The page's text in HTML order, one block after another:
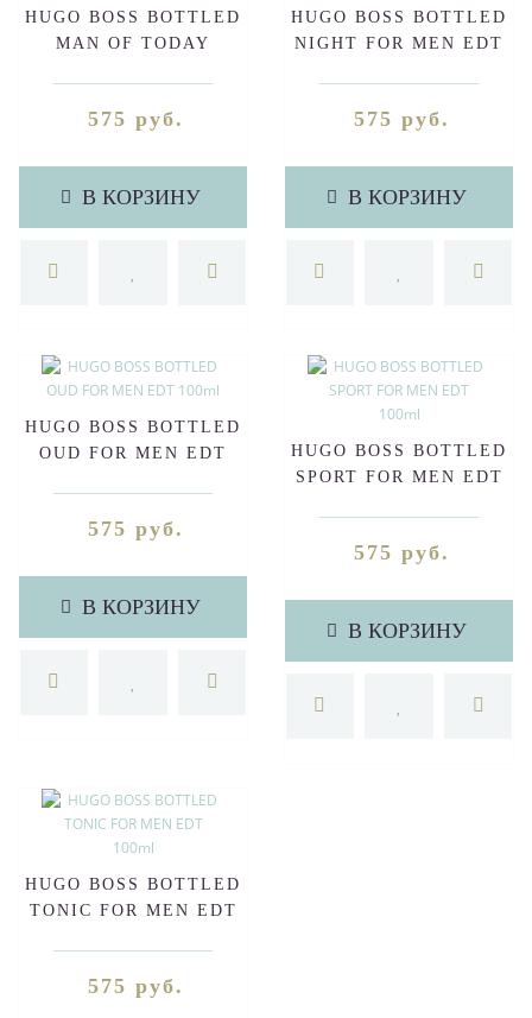
HUGO BOSS BOTTLED
MAN OF TODAY
575 руб.
В КОРЗИНУ
HUGO BOSS BOTTLED
NIGHT FOR MEN EDT
575 руб.
В КОРЗИНУ
HUGO BOSS BOTTLED
OUD FOR MEN EDT
575 руб.
В КОРЗИНУ
HUGO BOSS BOTTLED
SPORT FOR MEN EDT
575 руб.
В КОРЗИНУ
HUGO BOSS BOTTLED
TONIC FOR MEN EDT
575 руб.